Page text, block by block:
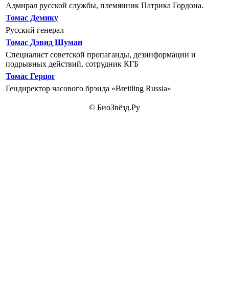
Адмирал русской службы, племянник Патрика Гордона.
Томас Демику
Русский генерал
Томас Дэвид Шуман
Специалист советской пропаганды, дезинформации и
подрывных действий, сотрудник КГБ
Томас Герцог
Гендиректор часового брэнда «Breitling Russia»
© БиоЗвёзд.Ру